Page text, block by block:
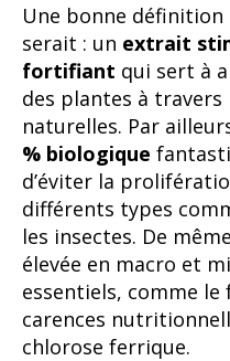
Une bonne
serait : un extrait
fortifiant qui sert à
des plantes à travers
naturelles. Par
% biologique
d’éviter la
différents types
les insectes. De
élevée en macro et
essentiels, comme
carences
chlorose ferrique.